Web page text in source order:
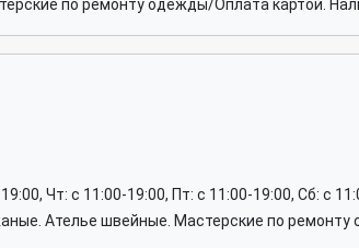
по ремонту одежды/Оплата картой.
Чт: c 11:00-19:00, Пт: c 11:00-19:00, Сб: c
Ателье швейные. Мастерские по